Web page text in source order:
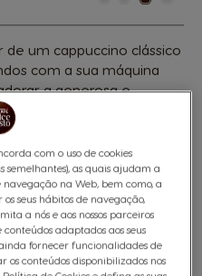
um cappuccino clássico
com a sua máquina
a generosa e
de leite gordo,
um expresso intenso
de alta qualidade da
Robusta do Vietname.
cada chávena de
única.
com o uso de cookies
semelhantes), as quais ajudam a
na Web, bem como, a
seus hábitos de navegação,
a nós e aos nossos parceiros
adaptados aos seus
fornecer funcionalidades de
os conteúdos disponibilizados nos